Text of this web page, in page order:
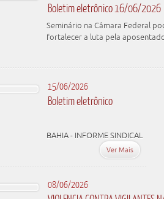
Boletim eletrônico 16/06/2026
Seminário na Câmara Federal
fortalecer a luta pela
15/06/2026
Boletim eletrônico
BAHIA - INFORME SINDICAL
Ver Mais
08/06/2026